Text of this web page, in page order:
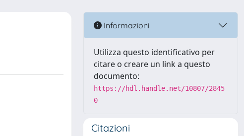
Informazioni
Utilizza questo identificativo per
citare o creare un link a questo
documento:
https://hdl.handle.net/10807/2845
0
Citazioni